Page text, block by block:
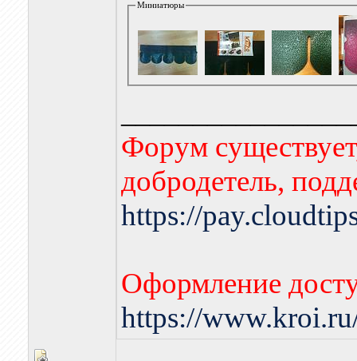
Миниатюры
Форум
добродетель,
https://
Оформление
https://